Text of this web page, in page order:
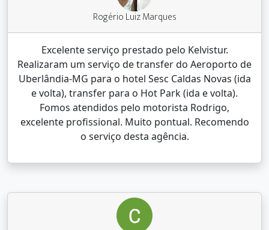
Rogério Luiz Marques
Excelente serviço prestado pelo Kelvistur.
Realizaram um serviço de transfer do Aeroporto de
Uberlândia-MG para o hotel Sesc Caldas Novas (ida
e volta), transfer para o Hot Park (ida e volta).
Fomos atendidos pelo motorista Rodrigo,
excelente profissional. Muito pontual. Recomendo
o serviço desta agência.